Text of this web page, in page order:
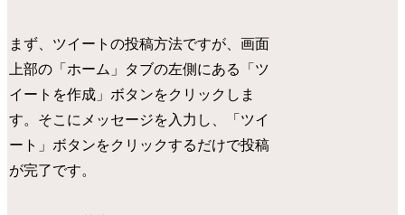
まず、ツイートの投稿方法ですが、画面
上部の「ホーム」タブの左側にある「ツ
イートを作成」ボタンをクリックしま
す。そこにメッセージを入力し、「ツイ
ート」ボタンをクリックするだけで投稿
が完了です。